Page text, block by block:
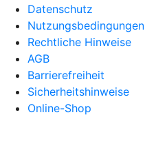
Datenschutz
Nutzungsbedingungen
Rechtliche Hinweise
AGB
Barrierefreiheit
Sicherheitshinweise
Online-Shop